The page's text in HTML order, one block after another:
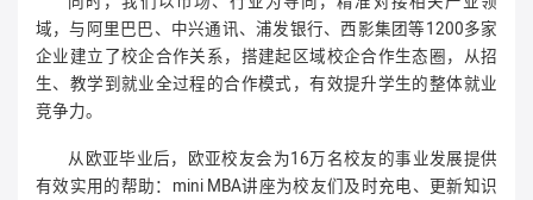
域，与阿里巴巴、中兴通讯、浦发银行、西影集团等1200多家
企业建立了校企合作关系，搭建起区域校企合作生态圈，从招
生、教学到就业全过程的合作模式，有效提升学生的整体就业
竞争力。
从欧亚毕业后，欧亚校友会为16万名校友的事业发展提供
有效实用的帮助：mini MBA讲座为校友们及时充电、更新知识